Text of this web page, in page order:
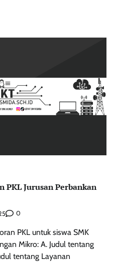
PKL Jurusan Perbankan
0
PKL untuk siswa SMK
Mikro: A. Judul tentang
tentang Layanan